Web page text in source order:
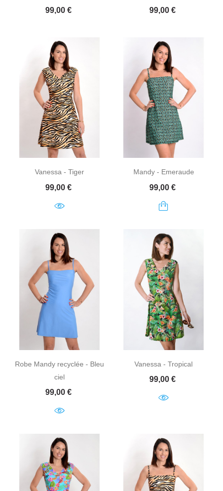
Prix
99,00 € Prix
99,00 €
Vanessa - Tiger
Prix
99,00 €
Mandy - Emeraude
Prix
99,00 €
Robe Mandy recyclée - Bleu
ciel
Prix
99,00 €
Vanessa - Tropical
Prix
99,00 €